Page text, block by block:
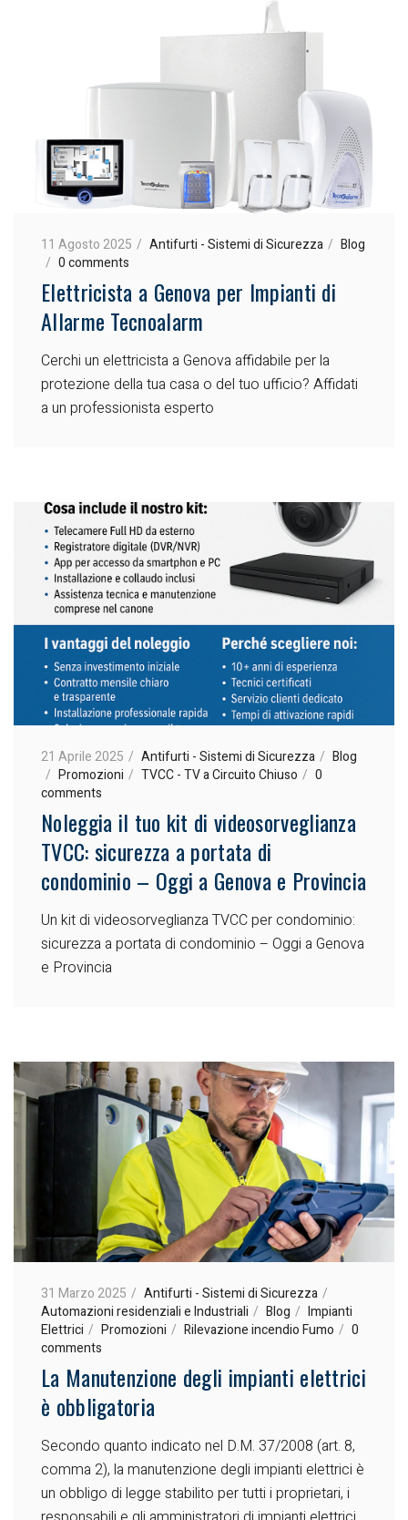
11 Agosto 2025 Antifurti - Sistemi di Sicurezza
Blog
0 comments
Elettricista a Genova per Impianti di
Allarme Tecnoalarm
Cerchi un elettricista a Genova affidabile per la
protezione della tua casa o del tuo ufficio? Affidati
a un professionista esperto
21 Aprile 2025 Antifurti - Sistemi di Sicurezza
Blog
Promozioni
TVCC - TV a Circuito Chiuso
0
comments
Noleggia il tuo kit di videosorveglianza
TVCC: sicurezza a portata di
condominio – Oggi a Genova e Provincia
Un kit di videosorveglianza TVCC per condominio:
sicurezza a portata di condominio – Oggi a Genova
e Provincia
31 Marzo 2025
Antifurti - Sistemi di Sicurezza
Automazioni residenziali e Industriali
Blog
Impianti
Elettrici
Promozioni Rilevazione incendio Fumo
0
comments
La Manutenzione degli impianti elettrici
è obbligatoria
Secondo quanto indicato nel D.M. 37/2008 (art. 8,
comma 2), la manutenzione degli impianti elettrici è
un obbligo di legge stabilito per tutti i proprietari, i